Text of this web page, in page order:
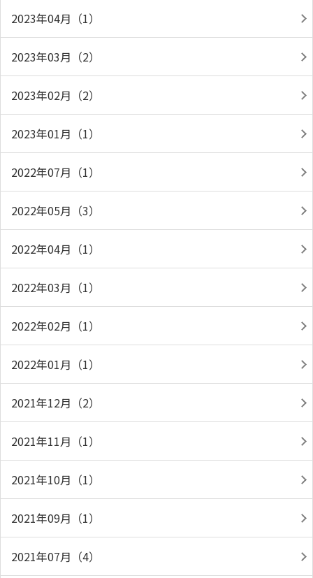
2023年04月（1）
2023年03月（2）
2023年02月（2）
2023年01月（1）
2022年07月（1）
2022年05月（3）
2022年04月（1）
2022年03月（1）
2022年02月（1）
2022年01月（1）
2021年12月（2）
2021年11月（1）
2021年10月（1）
2021年09月（1）
2021年07月（4）